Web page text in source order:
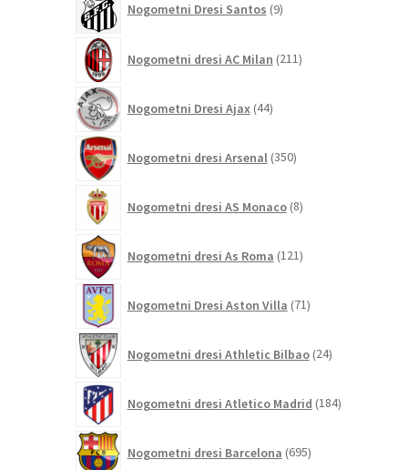
Nogometni Dresi Santos 9izdelkov
Nogometni dresi AC Milan 211izdelkov
Nogometni Dresi Ajax 44izdelkov
Nogometni dresi Arsenal 350izdelkov
Nogometni dresi AS Monaco 8izdelkov
Nogometni dresi As Roma 121izdelkov
Nogometni Dresi Aston Villa 71izdelkov
Nogometni dresi Athletic Bilbao 24izdelkov
Nogometni dresi Atletico Madrid 184izdelkov
Nogometni dresi Barcelona 695izdelkov